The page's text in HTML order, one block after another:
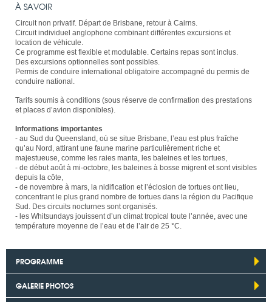
À SAVOIR
Circuit non privatif. Départ de Brisbane, retour à Cairns.
Circuit individuel anglophone combinant différentes excursions et
location de véhicule.
Ce programme est flexible et modulable. Certains repas sont inclus.
Des excursions optionnelles sont possibles.
Permis de conduire international obligatoire accompagné du permis de
conduire national.
Tarifs soumis à conditions (sous réserve de confirmation des prestations
et places d’avion disponibles).
Informations importantes
- au Sud du Queensland, où se situe Brisbane, l’eau est plus fraîche
qu’au Nord, attirant une faune marine particulièrement riche et
majestueuse, comme les raies manta, les baleines et les tortues,
- de début août à mi-octobre, les baleines à bosse migrent et sont visibles
depuis la côte,
- de novembre à mars, la nidification et l’éclosion de tortues ont lieu,
concentrant le plus grand nombre de tortues dans la région du Pacifique
Sud. Des circuits nocturnes sont organisés.
- les Whitsundays jouissent d’un climat tropical toute l’année, avec une
température moyenne de l’eau et de l’air de 25 °C.
PROGRAMME
GALERIE PHOTOS